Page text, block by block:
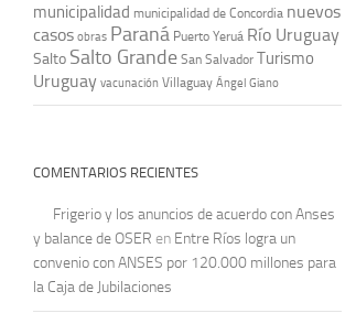
municipalidad municipalidad de Concordia nuevos
casos obras Paraná Puerto Yeruá Río Uruguay
Salto Salto Grande San Salvador Turismo
Uruguay vacunación Villaguay Ángel Giano
COMENTARIOS RECIENTES
Frigerio y los anuncios de acuerdo con Anses
y balance de OSER en Entre Ríos logra un
convenio con ANSES por 120.000 millones para
la Caja de Jubilaciones